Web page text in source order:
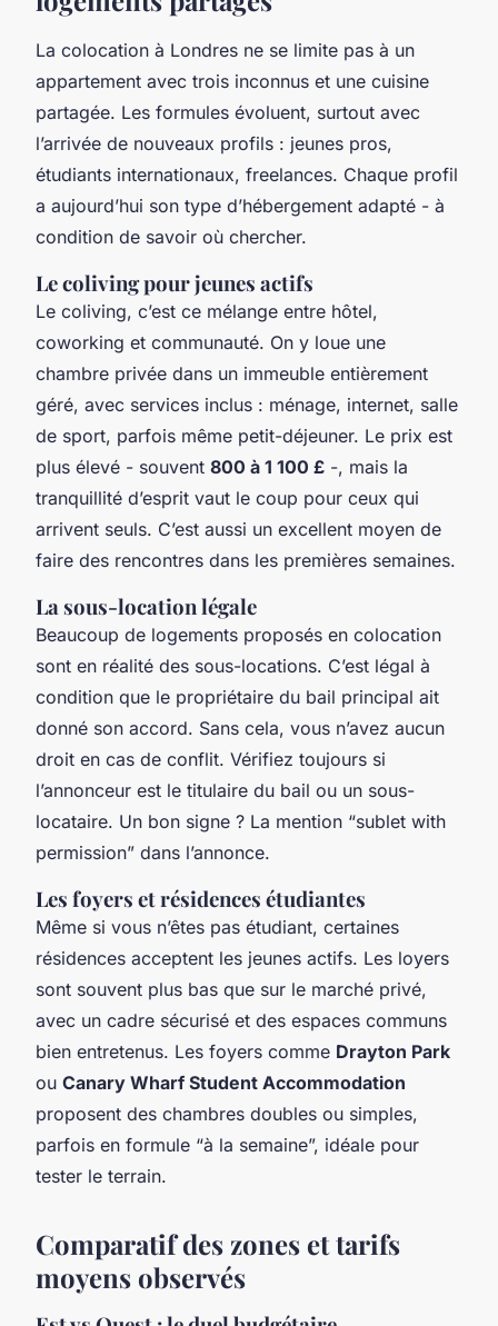
La colocation à Londres ne se limite pas à un
appartement avec trois inconnus et une cuisine
partagée. Les formules évoluent, surtout avec
l’arrivée de nouveaux profils : jeunes pros,
étudiants internationaux, freelances. Chaque profil
a aujourd’hui son type d’hébergement adapté - à
condition de savoir où chercher.
Le coliving pour jeunes actifs
Le coliving, c’est ce mélange entre hôtel,
coworking et communauté. On y loue une
chambre privée dans un immeuble entièrement
géré, avec services inclus : ménage, internet, salle
de sport, parfois même petit-déjeuner. Le prix est
plus élevé - souvent 800 à 1 100 £ -, mais la
tranquillité d’esprit vaut le coup pour ceux qui
arrivent seuls. C’est aussi un excellent moyen de
faire des rencontres dans les premières semaines.
La sous-location légale
Beaucoup de logements proposés en colocation
sont en réalité des sous-locations. C’est légal à
condition que le propriétaire du bail principal ait
donné son accord. Sans cela, vous n’avez aucun
droit en cas de conflit. Vérifiez toujours si
l’annonceur est le titulaire du bail ou un sous-
locataire. Un bon signe ? La mention “sublet with
permission” dans l’annonce.
Les foyers et résidences étudiantes
Même si vous n’êtes pas étudiant, certaines
résidences acceptent les jeunes actifs. Les loyers
sont souvent plus bas que sur le marché privé,
avec un cadre sécurisé et des espaces communs
bien entretenus. Les foyers comme Drayton Park
ou Canary Wharf Student Accommodation
proposent des chambres doubles ou simples,
parfois en formule “à la semaine”, idéale pour
tester le terrain.
Comparatif des zones et tarifs
moyens observés